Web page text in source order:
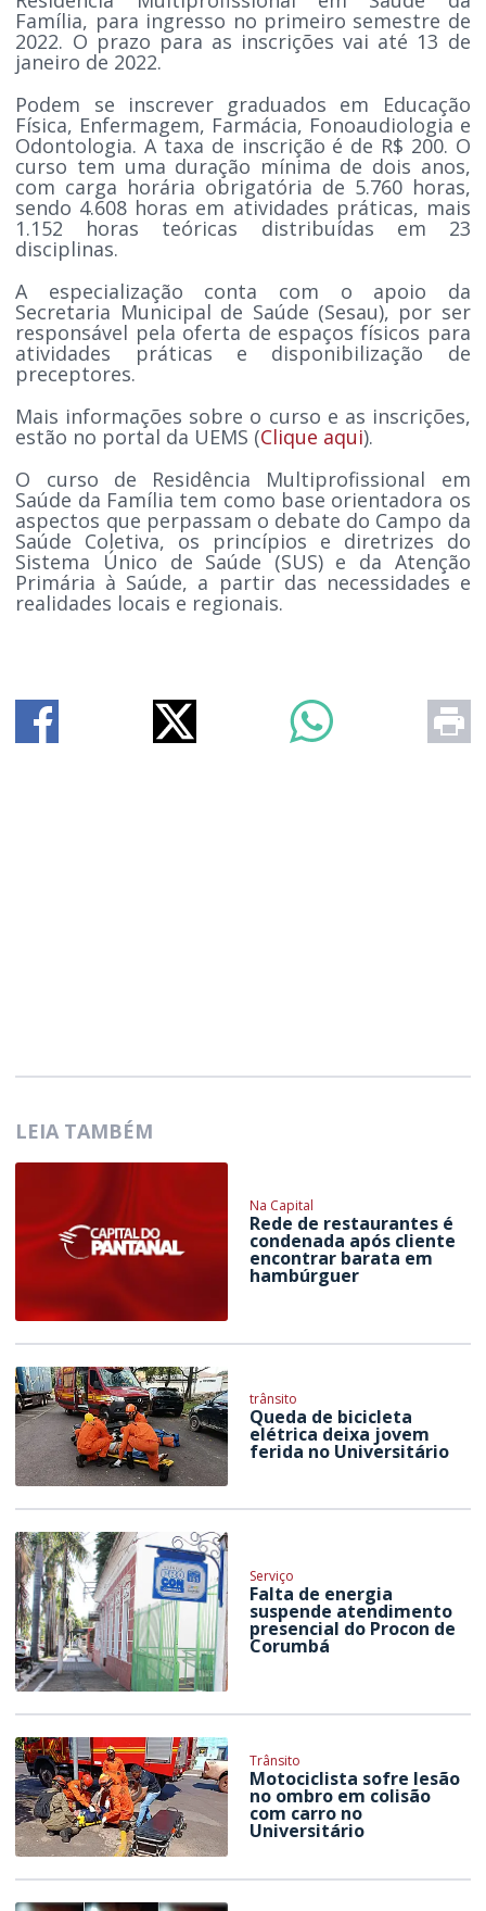
Família, para ingresso no primeiro semestre de
2022. O prazo para as inscrições vai até 13 de
janeiro de 2022.
Podem se inscrever graduados em Educação
Física, Enfermagem, Farmácia, Fonoaudiologia e
Odontologia. A taxa de inscrição é de R$ 200. O
curso tem uma duração mínima de dois anos,
com carga horária obrigatória de 5.760 horas,
sendo 4.608 horas em atividades práticas, mais
1.152 horas teóricas distribuídas em 23
disciplinas.
A especialização conta com o apoio da
Secretaria Municipal de Saúde (Sesau), por ser
responsável pela oferta de espaços físicos para
atividades práticas e disponibilização de
preceptores.
Mais informações sobre o curso e as inscrições,
estão no portal da UEMS (Clique aqui).
O curso de Residência Multiprofissional em
Saúde da Família tem como base orientadora os
aspectos que perpassam o debate do Campo da
Saúde Coletiva, os princípios e diretrizes do
Sistema Único de Saúde (SUS) e da Atenção
Primária à Saúde, a partir das necessidades e
realidades locais e regionais.
LEIA TAMBÉM
Na Capital
Rede de restaurantes é
condenada após cliente
encontrar barata em
hambúrguer
trânsito
Queda de bicicleta
elétrica deixa jovem
ferida no Universitário
Serviço
Falta de energia
suspende atendimento
presencial do Procon de
Corumbá
Trânsito
Motociclista sofre lesão
no ombro em colisão
com carro no
Universitário